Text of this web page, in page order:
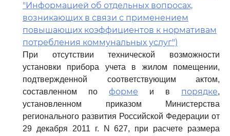
"Информацией об отдельных вопросах,
возникающих в связи с применением
повышающих коэффициентов к нормативам
потребления коммунальных услуг")
При отсутствии технической возможности
установки прибора учета в жилом помещении,
подтвержденной соответствующим актом,
составленном по форме и в порядке,
установленном приказом Министерства
регионального развития Российской Федерации от
29 декабря 2011 г. N 627, при расчете размера